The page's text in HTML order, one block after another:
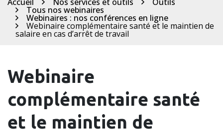
Tous nos webinaires
Webinaires : nos conférences en ligne
Webinaire complémentaire santé et le maintien de
salaire en cas d’arrêt de travail
Webinaire
complémentaire santé
et le maintien de